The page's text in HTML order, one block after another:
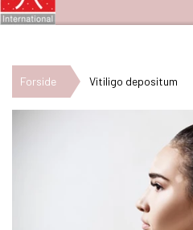
Forside Vitiligo depositum